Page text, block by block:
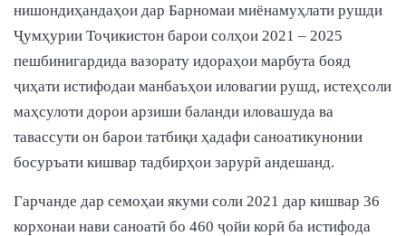
нишондиҳандаҳои дар Барномаи миёнамуҳлати рушди
Ҷумҳурии Тоҷикистон барои солҳои 2021 – 2025
пешбинигардида вазорату идораҳои марбута бояд
ҷиҳати истифодаи манбаъҳои иловагии рушд, истеҳсоли
маҳсулоти дорои арзиши баланди иловашуда ва
тавассути он барои татбиқи ҳадафи саноатикунонии
босуръати кишвар тадбирҳои зарурӣ андешанд.
Гарчанде дар семоҳаи якуми соли 2021 дар кишвар 36
корхонаи нави саноатӣ бо 460 ҷойи корӣ ба истифода